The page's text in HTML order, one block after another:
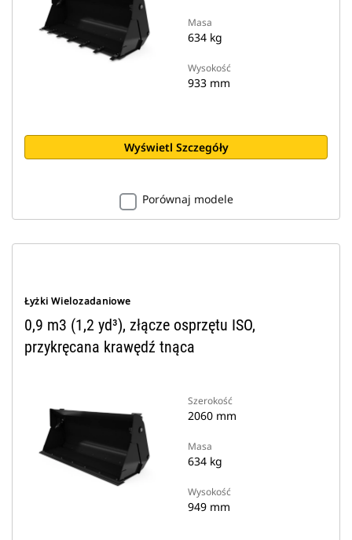
Masa
634 kg
Wysokość
933 mm
Wyświetl Szczegóły
Porównaj modele
Łyżki Wielozadaniowe
0,9 m3 (1,2 yd³), złącze osprzętu ISO,
przykręcana krawędź tnąca
Szerokość
2060 mm
Masa
634 kg
Wysokość
949 mm